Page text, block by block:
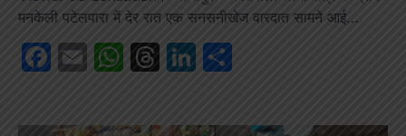
मनकेली पटेलपारा में देर रात एक सनसनीखेज वारदात सामने आई…
Facebook
EmailWhatsApp
Threads
LinkedIn